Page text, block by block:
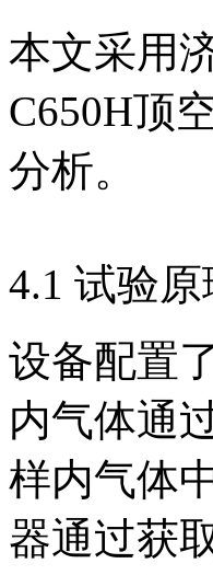
本文采用
C650H顶
分析。
4.1 试验原
设备配置
内气体通
样内气体
器通过获